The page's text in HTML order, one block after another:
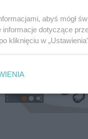
abyś mógł
informacje dotyczące
kliknięciu w